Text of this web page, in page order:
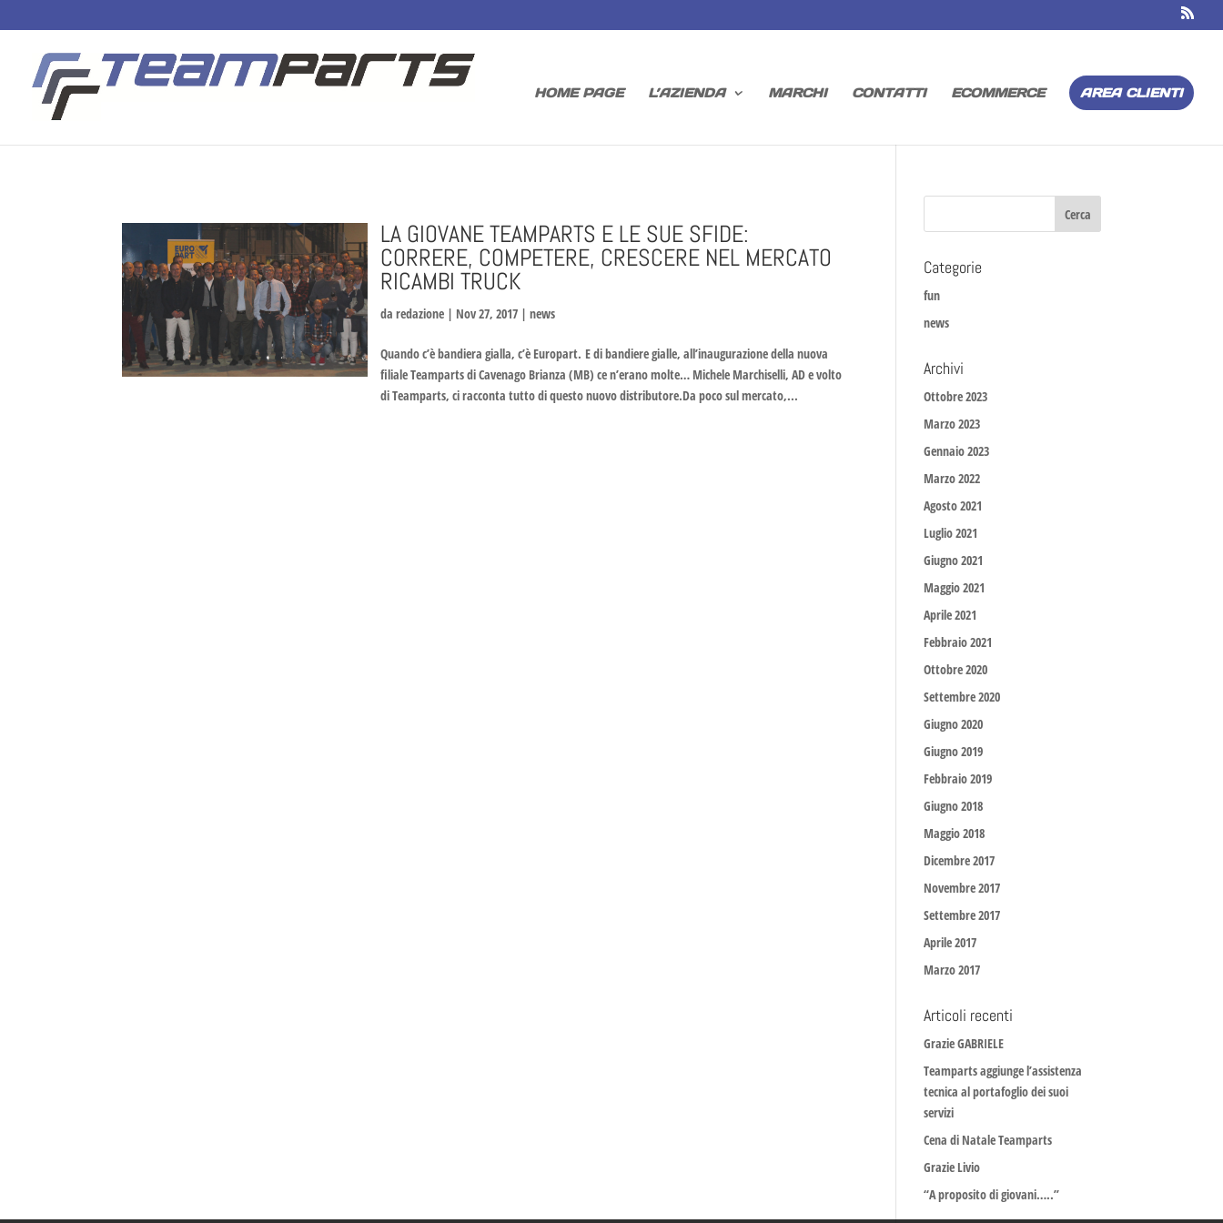
HOME PAGE L’AZIENDA MARCHI CONTATTI ECOMMERCE AREA CLIENTI
LA GIOVANE TEAMPARTS E LE SUE SFIDE:
CORRERE, COMPETERE, CRESCERE NEL MERCATO
RICAMBI TRUCK
daredazione | Nov 27, 2017 |news
Quando c’è bandiera gialla, c’è Europart. E di bandiere gialle, all’inaugurazione della nuova
filiale Teamparts di Cavenago Brianza (MB) ce n’erano molte… Michele Marchiselli, AD e volto
di Teamparts, ci racconta tutto di questo nuovo distributore.Da poco sul mercato,...
Categorie
fun
news
Archivi
Ottobre 2023
Marzo 2023
Gennaio 2023
Marzo 2022
Agosto 2021
Luglio 2021
Giugno 2021
Maggio 2021
Aprile 2021
Febbraio 2021
Ottobre 2020
Settembre 2020
Giugno 2020
Giugno 2019
Febbraio 2019
Giugno 2018
Maggio 2018
Dicembre 2017
Novembre 2017
Settembre 2017
Aprile 2017
Marzo 2017
Articoli recenti
Grazie GABRIELE
Teamparts aggiunge l’assistenza
tecnica al portafoglio dei suoi
servizi
Cena di Natale Teamparts
Grazie Livio
“A proposito di giovani…..”